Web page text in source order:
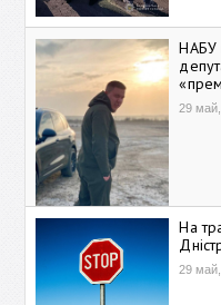
НАБУ
29 май,
На
29 май,